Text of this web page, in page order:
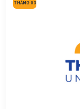
THÁNG 03